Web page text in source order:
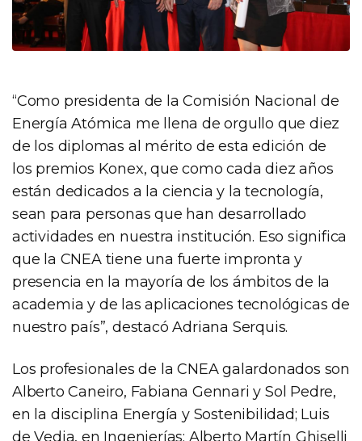
“Como presidenta de la Comisión Nacional de
Energía Atómica me llena de orgullo que diez
de los diplomas al mérito de esta edición de
los premios Konex, que como cada diez años
están dedicados a la ciencia y la tecnología,
sean para personas que han desarrollado
actividades en nuestra institución. Eso significa
que la CNEA tiene una fuerte impronta y
presencia en la mayoría de los ámbitos de la
academia y de las aplicaciones tecnológicas de
nuestro país”, destacó Adriana Serquis.
Los profesionales de la CNEA galardonados son
Alberto Caneiro, Fabiana Gennari y Sol Pedre,
en la disciplina Energía y Sostenibilidad; Luis
de Vedia, en Ingenierías; Alberto Martín Ghiselli